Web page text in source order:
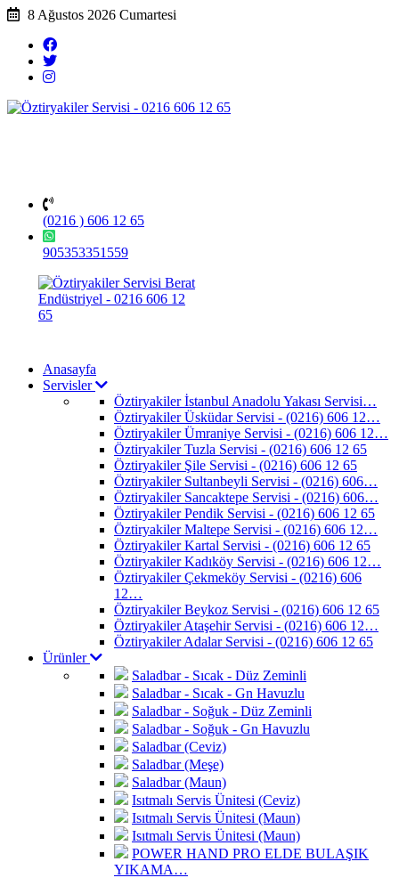
8 Ağustos 2026 Cumartesi
(0216 ) 606 12 65
905353351559
Anasayfa
Servisler
Öztiryakiler İstanbul Anadolu Yakası Servisi…
Öztiryakiler Üsküdar Servisi - (0216) 606 12…
Öztiryakiler Ümraniye Servisi - (0216) 606 12…
Öztiryakiler Tuzla Servisi - (0216) 606 12 65
Öztiryakiler Şile Servisi - (0216) 606 12 65
Öztiryakiler Sultanbeyli Servisi - (0216) 606…
Öztiryakiler Sancaktepe Servisi - (0216) 606…
Öztiryakiler Pendik Servisi - (0216) 606 12 65
Öztiryakiler Maltepe Servisi - (0216) 606 12…
Öztiryakiler Kartal Servisi - (0216) 606 12 65
Öztiryakiler Kadıköy Servisi - (0216) 606 12…
Öztiryakiler Çekmeköy Servisi - (0216) 606
12…
Öztiryakiler Beykoz Servisi - (0216) 606 12 65
Öztiryakiler Ataşehir Servisi - (0216) 606 12…
Öztiryakiler Adalar Servisi - (0216) 606 12 65
Ürünler
Saladbar - Sıcak - Düz Zeminli
Saladbar - Sıcak - Gn Havuzlu
Saladbar - Soğuk - Düz Zeminli
Saladbar - Soğuk - Gn Havuzlu
Saladbar (Ceviz)
Saladbar (Meşe)
Saladbar (Maun)
Isıtmalı Servis Ünitesi (Ceviz)
Isıtmalı Servis Ünitesi (Maun)
Isıtmalı Servis Ünitesi (Maun)
POWER HAND PRO ELDE BULAŞIK
YIKAMA…